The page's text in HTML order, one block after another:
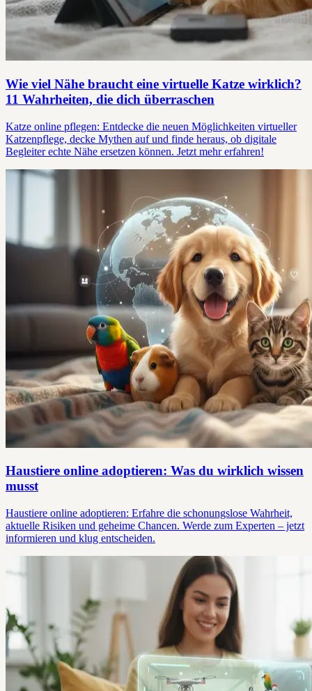
Wie viel Nähe braucht eine virtuelle Katze wirklich?
11 Wahrheiten, die dich überraschen
Katze online pflegen: Entdecke die neuen Möglichkeiten virtueller
Katzenpflege, decke Mythen auf und finde heraus, ob digitale
Begleiter echte Nähe ersetzen können. Jetzt mehr erfahren!
Haustiere online adoptieren: Was du wirklich wissen
musst
Haustiere online adoptieren: Erfahre die schonungslose Wahrheit,
aktuelle Risiken und geheime Chancen. Werde zum Experten – jetzt
informieren und klug entscheiden.